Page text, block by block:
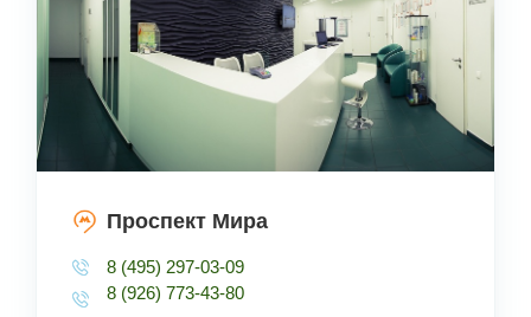
Проспект Мира
8 (495) 297-03-09
8 (926) 773-43-80